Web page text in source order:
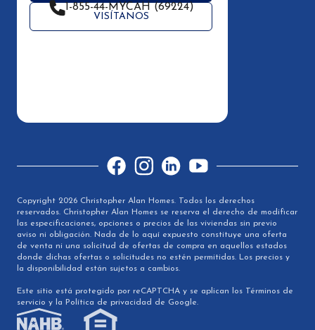
VISÍTANOS
1-855-44-MYCAH (69224)
FacebookInstagramLinkedInYouTube
Copyright 2026 Christopher Alan Homes. Todos los derechos
reservados. Christopher Alan Homes se reserva el derecho de modificar
las especificaciones, opciones o precios de las viviendas sin previo
aviso ni obligación. Nada de lo aquí expuesto constituye una oferta
de venta ni una solicitud de ofertas de compra en aquellos estados
donde dichas ofertas o solicitudes no estén permitidas. Los precios y
la disponibilidad están sujetos a cambios.
Este sitio está protegido por reCAPTCHA y se aplican los Términos de
servicio y la Política de privacidad de Google.